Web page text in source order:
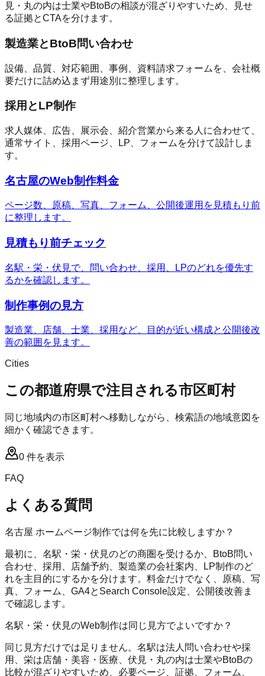
見・丸の内は士業やBtoBの相談が混ざりやすいため、見せ
る証拠とCTAを分けます。
製造業とBtoB問い合わせ
設備、品質、対応範囲、事例、資料請求フォームを、会社概
要だけに詰め込まず用途別に整理します。
採用とLP制作
求人媒体、広告、展示会、紹介営業から来る人に合わせて、
通常サイト、採用ページ、LP、フォームを分けて設計しま
す。
名古屋のWeb制作料金
ページ数、原稿、写真、フォーム、公開後運用を見積もり前
に整理します。
見積もり前チェック
名駅・栄・伏見で、問い合わせ、採用、LPのどれを優先す
るかを確認します。
制作事例の見方
製造業、店舗、士業、採用など、目的が近い構成と公開後改
善の範囲を見ます。
Cities
この都道府県で注目される市区町村
同じ地域内の市区町村へ移動しながら、検索語の地域意図を
細かく確認できます。
0 件を表示
FAQ
よくある質問
名古屋 ホームページ制作では何を先に比較しますか？
最初に、名駅・栄・伏見のどの商圏を受けるか、BtoB問い
合わせ、採用、店舗予約、製造業の会社案内、LP制作のど
れを主目的にするかを分けます。料金だけでなく、原稿、写
真、フォーム、GA4とSearch Console設定、公開後改善ま
で確認します。
名駅・栄・伏見のWeb制作は同じ見方でよいですか？
同じ見方だけでは足りません。名駅は法人問い合わせや採
用、栄は店舗・美容・医療、伏見・丸の内は士業やBtoBの
比較が混ざりやすいため、必要ページ、証拠、フォーム、